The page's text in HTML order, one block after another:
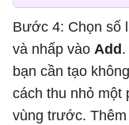
Bước 4: Chọn số
và nhấp vào Add
bạn cần tạo
cách thu nhỏ một
vùng trước.